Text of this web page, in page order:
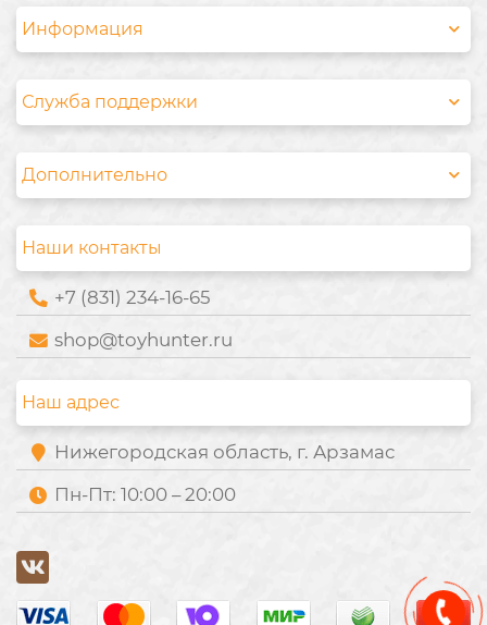
Информация
Служба поддержки
Дополнительно
Наши контакты
+7 (831) 234-16-65
shop@toyhunter.ru
Наш адрес
Нижегородская область, г. Арзамас
Пн-Пт: 10:00 – 20:00